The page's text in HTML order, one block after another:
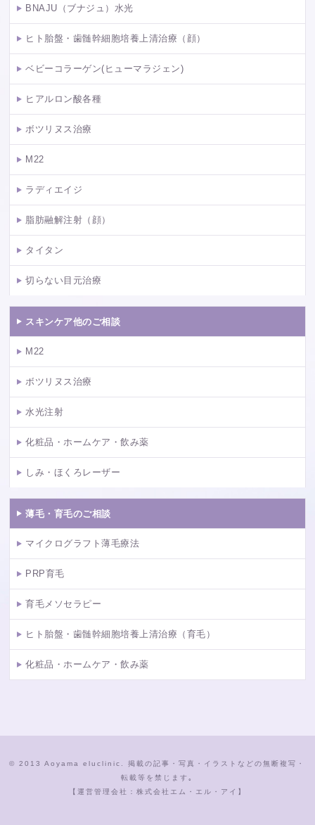
BNAJU（ブナジュ）水光
ヒト胎盤・歯髄幹細胞培養上清治療（顔）
ベビーコラーゲン(ヒューマラジェン)
ヒアルロン酸各種
ボツリヌス治療
M22
ラディエイジ
脂肪融解注射（顔）
タイタン
切らない目元治療
スキンケア他のご相談
M22
ボツリヌス治療
水光注射
化粧品・ホームケア・飲み薬
しみ・ほくろレーザー
薄毛・育毛のご相談
マイクログラフト薄毛療法
PRP育毛
育毛メソセラピー
ヒト胎盤・歯髄幹細胞培養上清治療（育毛）
化粧品・ホームケア・飲み薬
© 2013 Aoyama eluclinic. 掲載の記事・写真・イラストなどの無断複写・
転載等を禁じます｡
【運営管理会社：株式会社エム・エル・アイ】